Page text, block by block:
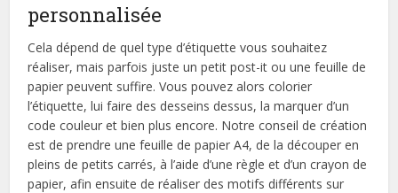
personnalisée
Cela dépend de quel type d’étiquette vous souhaitez
réaliser, mais parfois juste un petit post-it ou une feuille de
papier peuvent suffire. Vous pouvez alors colorier
l’étiquette, lui faire des desseins dessus, la marquer d’un
code couleur et bien plus encore. Notre conseil de création
est de prendre une feuille de papier A4, de la découper en
pleins de petits carrés, à l’aide d’une règle et d’un crayon de
papier, afin ensuite de réaliser des motifs différents sur